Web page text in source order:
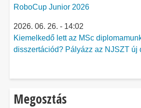
RoboCup Junior 2026
2026. 06. 26. - 14:02
Kiemelkedő lett az MSc
disszertációd? Pályázz az NJSZT új
Megosztás